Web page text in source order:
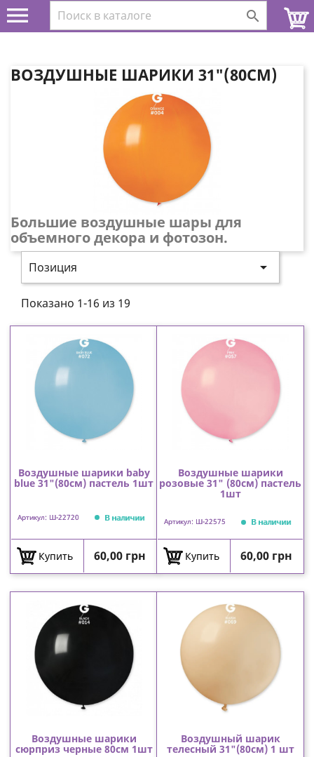
 
ВОЗДУШНЫЕ ШАРИКИ 31"(80СМ)
Большие воздушные шары для
объемного декора и фотозон.
Позиция 
Показано 1-16 из 19
Воздушные шарики baby
blue 31"(80см) пастель 1шт
Артикул: Ш-22720 В наличии
Купить Цена
60,00 грн
Воздушные шарики
розовые 31" (80см) пастель
1шт
Артикул: Ш-22575 В наличии
Купить Цена
60,00 грн
Воздушные шарики
сюрприз черные 80см 1шт
Воздушный шарик
телесный 31"(80см) 1 шт